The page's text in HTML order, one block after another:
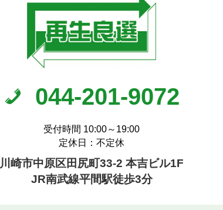
044-201-9072
受付時間 10:00～19:00
定休日：不定休
川崎市中原区田尻町33-2 本吉ビル1F
JR南武線平間駅徒歩3分